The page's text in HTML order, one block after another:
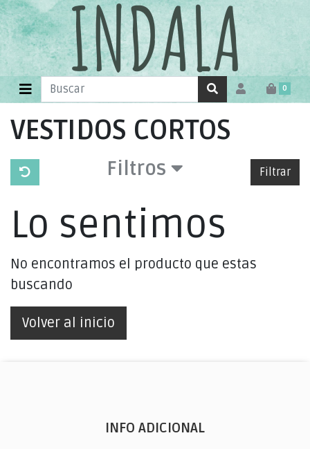
0
VESTIDOS CORTOS
Filtros Filtrar
Lo sentimos
No encontramos el producto que estas
buscando
Volver al inicio
INFO ADICIONAL